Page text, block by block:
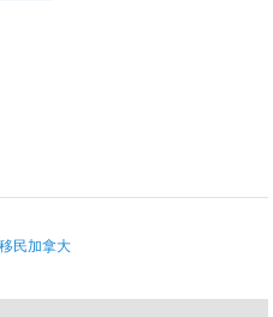
民加拿大